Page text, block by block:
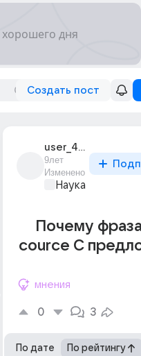
Создать пост
user_49536980
9лет
Изменено
Наука
Почему
cource С
мнения
0 3
По дате По рейтингу